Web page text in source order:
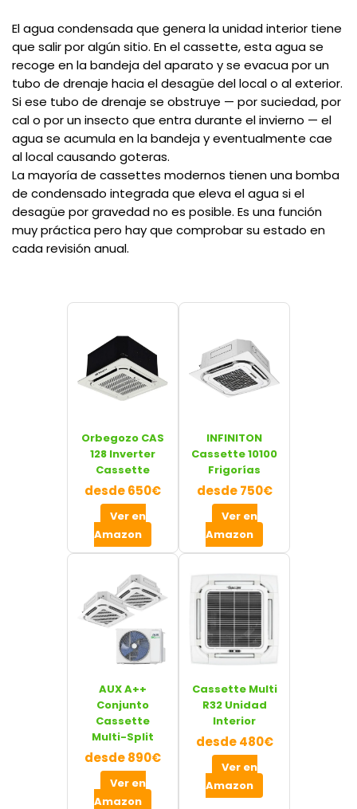
El agua condensada que genera la unidad interior tiene
que salir por algún sitio. En el cassette, esta agua se
recoge en la bandeja del aparato y se evacua por un
tubo de drenaje hacia el desagüe del local o al exterior.
Si ese tubo de drenaje se obstruye — por suciedad, por
cal o por un insecto que entra durante el invierno — el
agua se acumula en la bandeja y eventualmente cae
al local causando goteras.
La mayoría de cassettes modernos tienen una bomba
de condensado integrada que eleva el agua si el
desagüe por gravedad no es posible. Es una función
muy práctica pero hay que comprobar su estado en
cada revisión anual.
Orbegozo CAS
128 Inverter
Cassette
desde 650€
Ver en
Amazon
INFINITON
Cassette 10100
Frigorías
desde 750€
Ver en
Amazon
AUX A++
Conjunto
Cassette
Multi-Split
desde 890€
Ver en
Amazon
Cassette Multi
R32 Unidad
Interior
desde 480€
Ver en
Amazon